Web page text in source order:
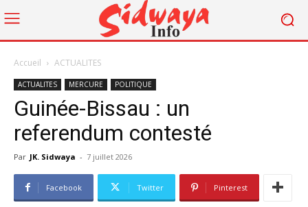
Accueil ACTUALITES
ACTUALITES MERCURE POLITIQUE
Guinée-Bissau : un
referendum contesté
Par JK. Sidwaya - 7 juillet 2026
Facebook Twitter Pinterest